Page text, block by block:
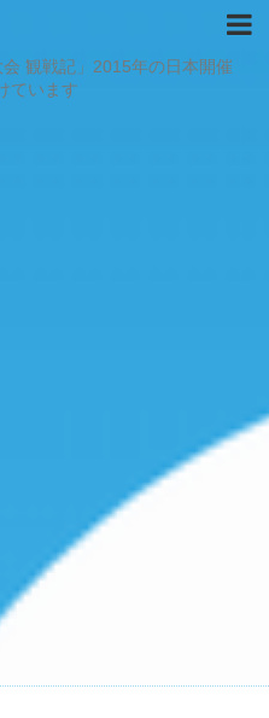
観戦記」2015年の日本開催
ています